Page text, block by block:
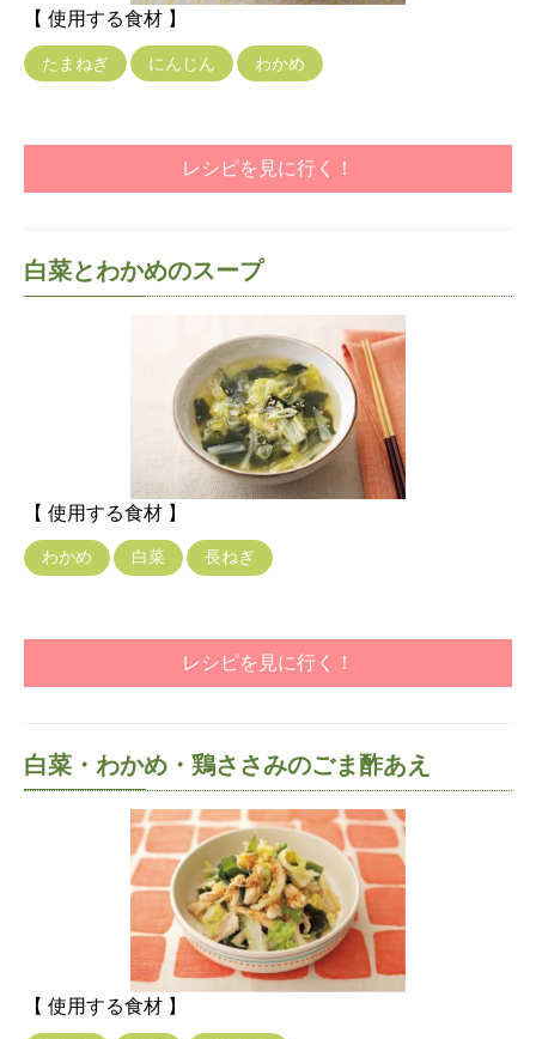
【 使用する食材 】
たまねぎ にんじん わかめ
レシピを見に行く！
白菜とわかめのスープ
【 使用する食材 】
わかめ 白菜 長ねぎ
レシピを見に行く！
白菜・わかめ・鶏ささみのごま酢あえ
【 使用する食材 】